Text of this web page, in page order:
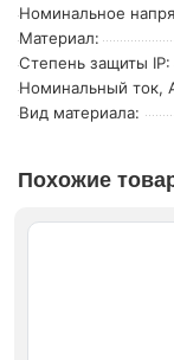
Номинальное
Материал:
Степень защиты IP:
Номинальный ток,
Вид материала:
Похожие